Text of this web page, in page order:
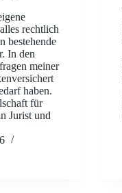
rechtlich
bestehende
In den
meiner
haben.
für
Jurist und